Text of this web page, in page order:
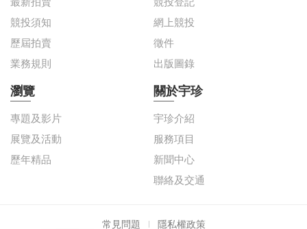
競投須知
網上競投
歷屆拍賣
徵件
業務規則
出版圖錄
瀏覽
專題及影片
展覽及活動
歷年精品
關於宇珍
宇珍介紹
服務項目
新聞中心
聯絡及交通
常見問題 隱私權政策